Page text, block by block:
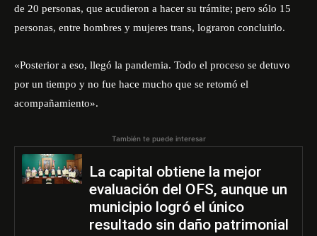
de 20 personas, que acudieron a hacer su trámite; pero sólo 15
personas, entre hombres y mujeres trans, lograron concluirlo.
«Posterior a eso, llegó la pandemia. Todo el proceso se detuvo
por un tiempo y no fue hace mucho que se retomó el
acompañamiento».
También te puede interesar
La capital obtiene la mejor
evaluación del OFS, aunque un
municipio logró el único
resultado sin daño patrimonial